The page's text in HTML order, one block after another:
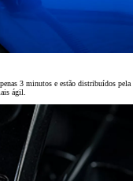
3 minutos e estão distribuídos pela
ágil.